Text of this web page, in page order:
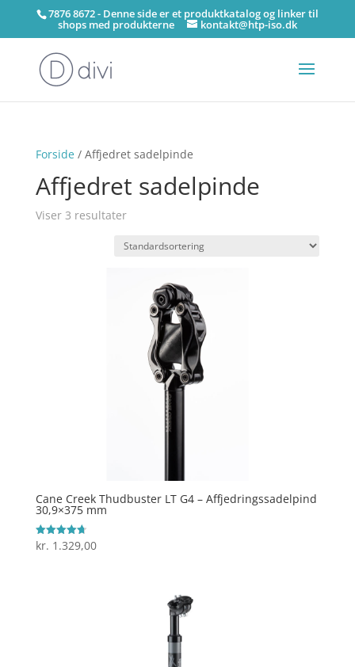
7876 8672 - Denne side er et produktkatalog og linker til
shops med produkterne kontakt@htp-iso.dk
Forside/ Affjedret sadelpinde
Affjedret sadelpinde
Viser 3 resultater
Cane Creek Thudbuster LT G4 – Affjedringssadelpind
30,9×375 mm
Vurderet
4.7
kr. 1.329,00